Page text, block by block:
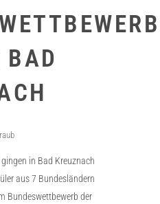
in Bad Kreuznach
aus 7 Bundesländern
Bundeswettbewerb der